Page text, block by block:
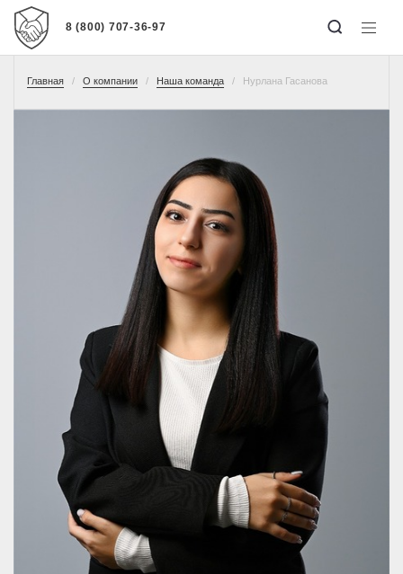
8 (800) 707-36-97
Главная О компании Наша команда Нурлана Гасанова